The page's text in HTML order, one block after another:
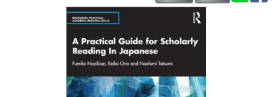
史是一群喵
暑期推薦
國際布克
獎 臺灣漫遊錄
方念華
登輝時代
數學女孩：黎曼猜想
偉大的迷走神經